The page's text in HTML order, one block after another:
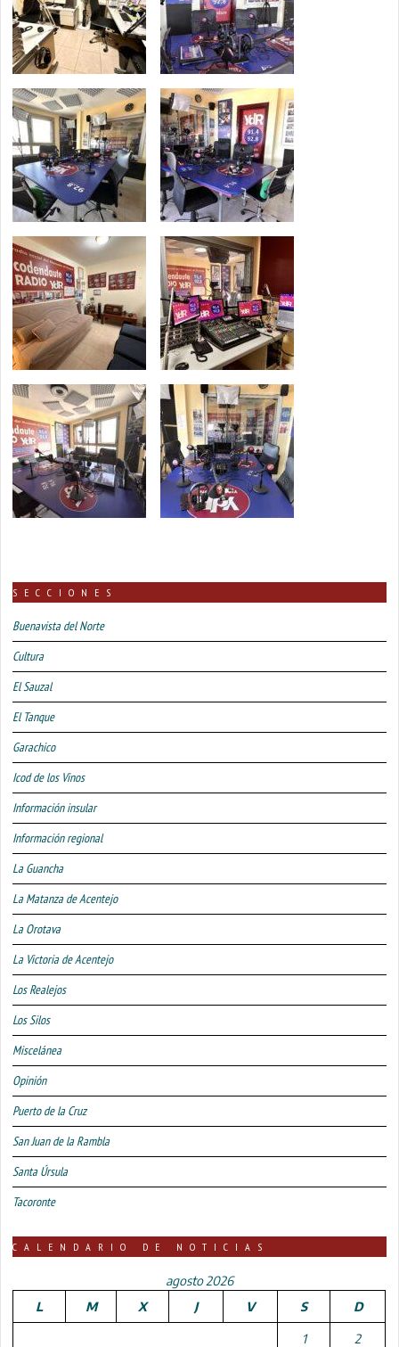
SECCIONES
Buenavista del Norte
Cultura
El Sauzal
El Tanque
Garachico
Icod de los Vinos
Información insular
Información regional
La Guancha
La Matanza de Acentejo
La Orotava
La Victoria de Acentejo
Los Realejos
Los Silos
Miscelánea
Opinión
Puerto de la Cruz
San Juan de la Rambla
Santa Úrsula
Tacoronte
CALENDARIO DE NOTICIAS
agosto 2026
L
M X J V S D
1 2